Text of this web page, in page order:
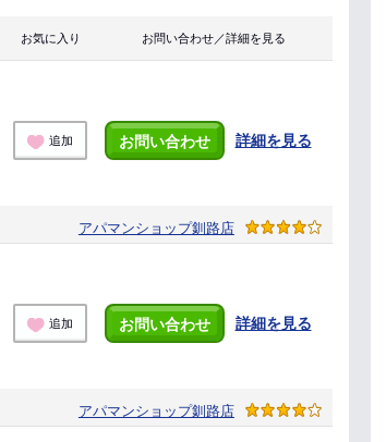
お気に入り お問い合わせ／詳細を見る
追加 お問い合わせ 詳細を見る
アパマンショップ釧路店
追加 お問い合わせ 詳細を見る
アパマンショップ釧路店